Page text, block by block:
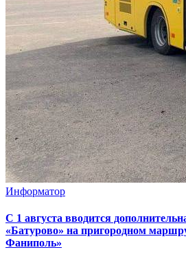
Информатор
С 1 августа вводится
«Батурово» на пригородном
Фаниполь»